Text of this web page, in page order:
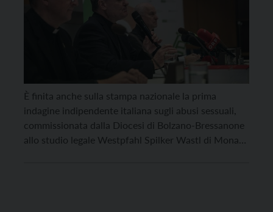
È finita anche sulla stampa nazionale la prima
indagine indipendente italiana sugli abusi sessuali,
commissionata dalla Diocesi di Bolzano-Bressanone
allo studio legale Westpfahl Spilker Wastl di Monaco